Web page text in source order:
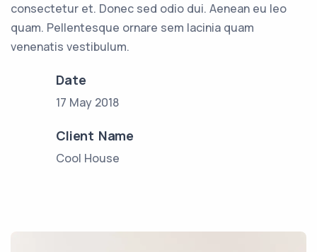
consectetur et. Donec sed odio dui. Aenean eu leo
quam. Pellentesque ornare sem lacinia quam
venenatis vestibulum.
Date
17 May 2018
Client Name
Cool House